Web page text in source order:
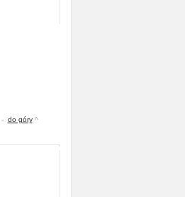
- do góry^